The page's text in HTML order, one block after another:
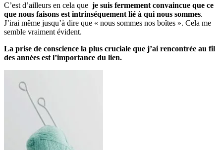
C’est d’ailleurs en cela que je suis fermement convaincue que ce
que nous faisons est intrinséquement lié à qui nous sommes.
J’irai même jusqu’à dire que « nous sommes nos boîtes ». Cela me
semble vraiment évident.
La prise de conscience la plus cruciale que j’ai rencontrée au fil
des années est l’importance du lien.